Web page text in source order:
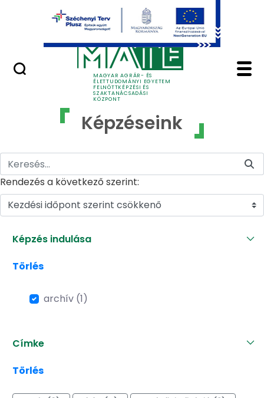
Ugrás a fő tartalomhoz
MAGYAR AGRÁR- ÉS
ÉLETTUDOMÁNYI EGYETEM
FELNŐTTKÉPZÉSI ÉS
SZAKTANÁCSADÁSI
KÖZPONT
Képzéseink - MATE
Képzéseink
Rendezés a következő szerint:
Kezdési időpont szerint csökkenő
Képzés indulása
Törlés
archív (1)
Címke
Törlés